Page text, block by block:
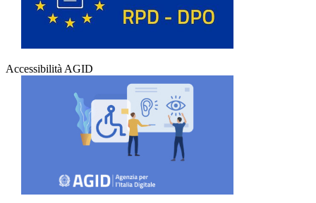
Accessibilità AGID